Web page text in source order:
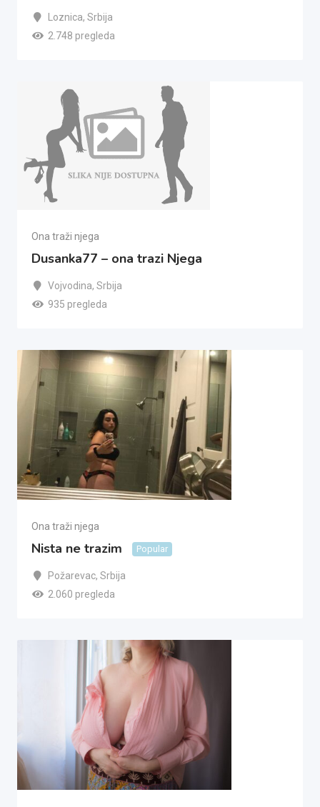
Loznica, Srbija
2.748 pregleda
Ona traži njega
Dusanka77 – ona trazi Njega
Vojvodina, Srbija
935 pregleda
Ona traži njega
Nista ne trazim Popular
Požarevac, Srbija
2.060 pregleda